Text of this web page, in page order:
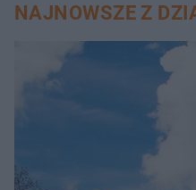
NAJNOWSZE Z